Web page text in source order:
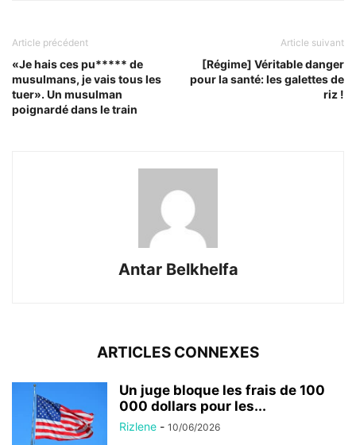
Article précédent
«Je hais ces pu***** de
musulmans, je vais tous les
tuer». Un musulman
poignardé dans le train
Article suivant
[Régime] Véritable danger
pour la santé: les galettes de
riz !
Antar Belkhelfa
ARTICLES CONNEXES
Un juge bloque les frais de 100
000 dollars pour les...
Rizlene - 10/06/2026